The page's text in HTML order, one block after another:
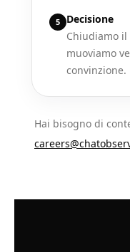
5
Decisione
Chiudiamo il
muoviamo
convinzione.
Hai bisogno di